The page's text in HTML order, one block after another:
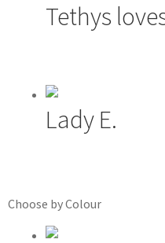
Tethys
Lady E.
Choose by Colour